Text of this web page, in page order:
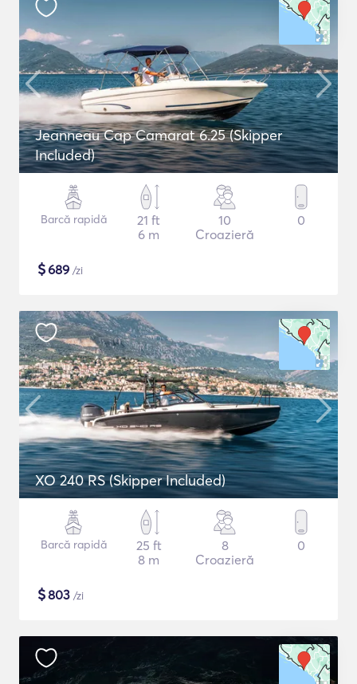
Jeanneau Cap Camarat 6.25 (Skipper
Included)
Barcă rapidă
21 ft
6 m
10
Croazieră
0
$689 /zi
XO 240 RS (Skipper Included)
Barcă rapidă
25 ft
8 m
8
Croazieră
0
$803 /zi